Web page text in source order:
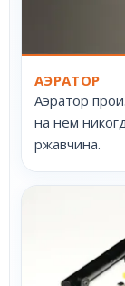
АЭРАТОР
Аэратор
на нем
ржавчина.